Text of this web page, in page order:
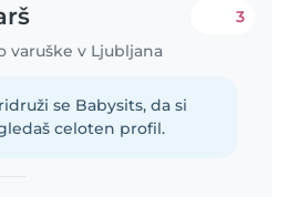
varuške v Ljubljana
3
se Babysits, da si
celoten profil.